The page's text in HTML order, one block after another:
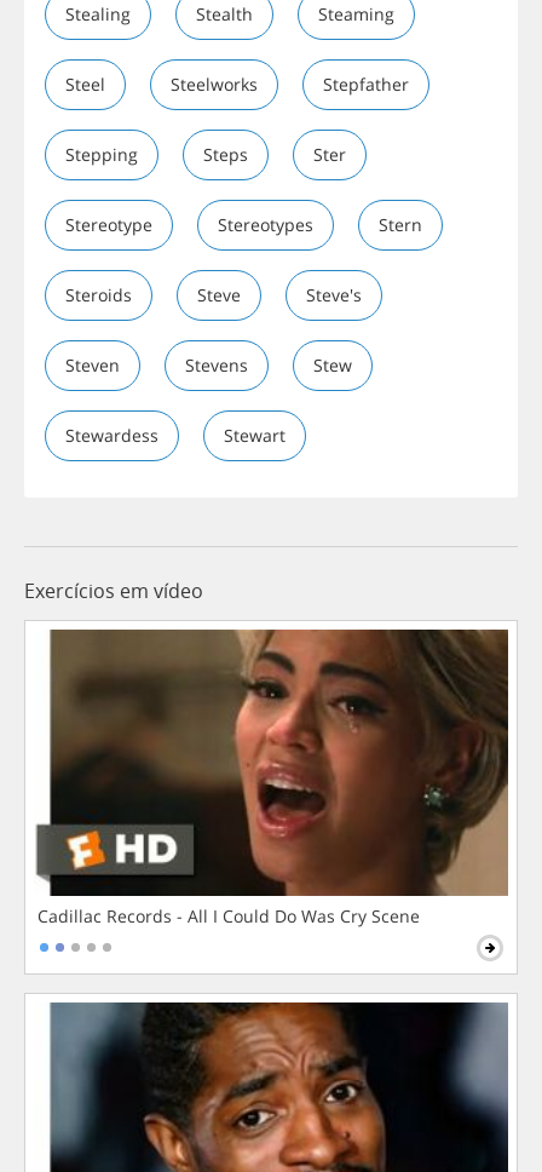
Stealing Stealth Steaming
Steel Steelworks Stepfather
Stepping Steps Ster
Stereotype Stereotypes Stern
Steroids Steve Steve's
Steven Stevens Stew
Stewardess Stewart
Exercícios em vídeo
Cadillac Records - All I Could Do Was Cry Scene